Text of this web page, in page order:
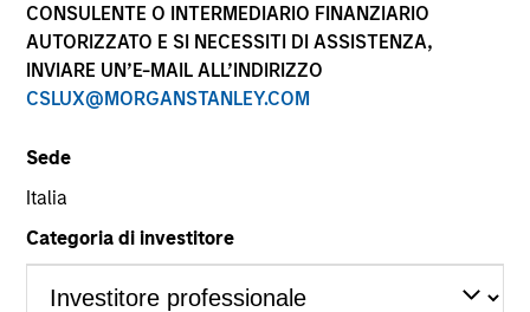
CONSULENTE O INTERMEDIARIO FINANZIARIO
AUTORIZZATO E SI NECESSITI DI ASSISTENZA,
INVIARE UN’E-MAIL ALL’INDIRIZZO
CSLUX@MORGANSTANLEY.COM
Sede
Italia
Categoria di investitore
YEARS OF INDUSTRY EXPERIENCE
Years